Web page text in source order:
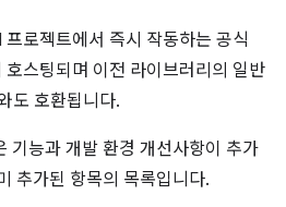
로젝트에서 즉시 작동하는 공식
호스팅되며 이전 라이브러리의 일반
도 호환됩니다.
기능과 개발 환경 개선사항이 추가
추가된 항목의 목록입니다.